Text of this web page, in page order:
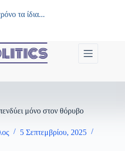
τα ίδια...
μόνο στον θόρυβο
5 Σεπτεμβρίου, 2025